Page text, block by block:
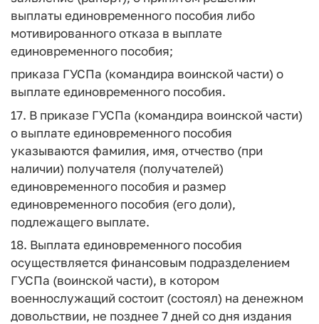
выплаты единовременного пособия либо
мотивированного отказа в выплате
единовременного пособия;
приказа ГУСПа (командира воинской части) о
выплате единовременного пособия.
17. В приказе ГУСПа (командира воинской части)
о выплате единовременного пособия
указываются фамилия, имя, отчество (при
наличии) получателя (получателей)
единовременного пособия и размер
единовременного пособия (его доли),
подлежащего выплате.
18. Выплата единовременного пособия
осуществляется финансовым подразделением
ГУСПа (воинской части), в котором
военнослужащий состоит (состоял) на денежном
довольствии, не позднее 7 дней со дня издания